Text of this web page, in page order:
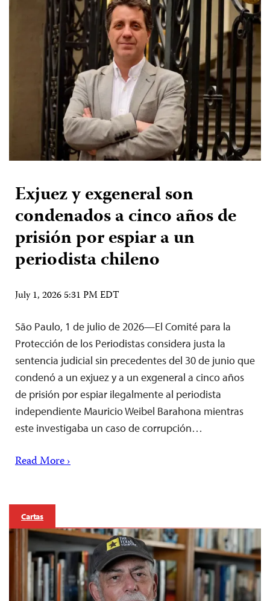
Exjuez y exgeneral son
condenados a cinco años de
prisión por espiar a un
periodista chileno
July 1, 2026 5:31 PM EDT
São Paulo, 1 de julio de 2026—El Comité para la
Protección de los Periodistas considera justa la
sentencia judicial sin precedentes del 30 de junio que
condenó a un exjuez y a un exgeneral a cinco años
de prisión por espiar ilegalmente al periodista
independiente Mauricio Weibel Barahona mientras
este investigaba un caso de corrupción…
Read More ›
Cartas